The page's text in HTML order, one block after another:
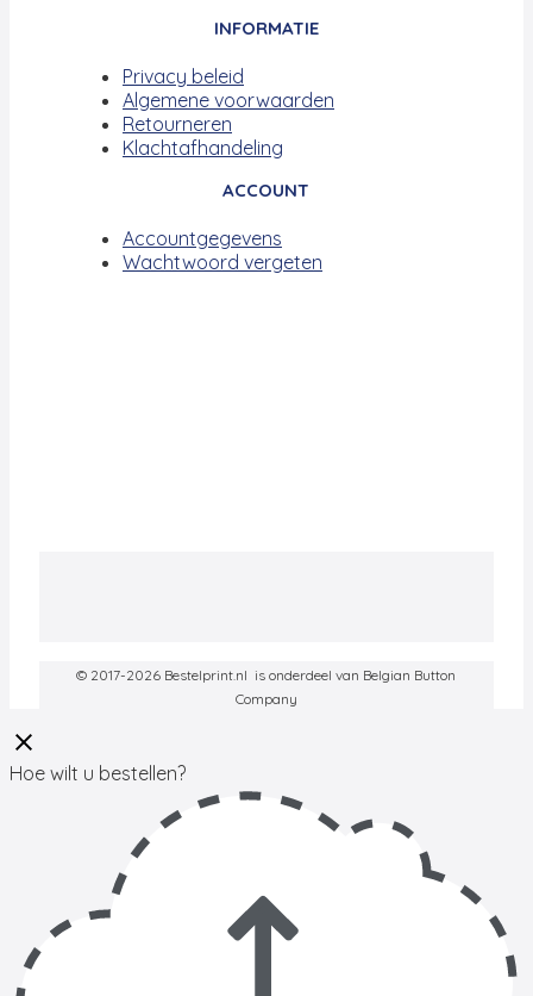
INFORMATIE
Privacy beleid
Algemene voorwaarden
Retourneren
Klachtafhandeling
ACCOUNT
Accountgegevens
Wachtwoord vergeten
© 2017-2026 Bestelprint.nl is onderdeel van Belgian Button
Company
Hoe wilt u bestellen?